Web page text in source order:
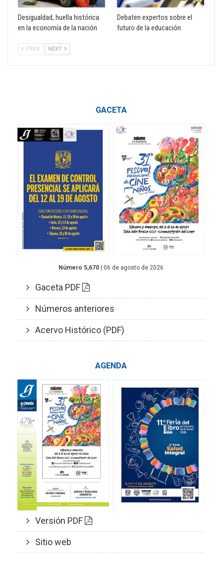
Desigualdad, huella histórica
en la economía de la nación
Debaten expertos sobre el
futuro de la educación
PREV NEXT
GACETA
Número 5,670 | 06 de agosto de 2026
Gaceta PDF
Números anteriores
Acervo Histórico (PDF)
AGENDA
Versión PDF
Sitio web